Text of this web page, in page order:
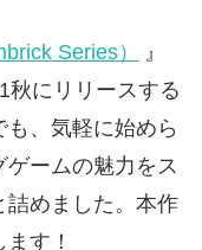
Series）
』
秋にリリースする
、気軽に始めら
ームの魅力をス
詰めました。本作
す！